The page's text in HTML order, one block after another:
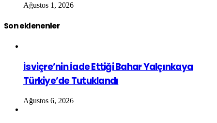
Ağustos 1, 2026
Son eklenenler
İsviçre’nin İade Ettiği Bahar Yalçınkaya
Türkiye’de Tutuklandı
Ağustos 6, 2026